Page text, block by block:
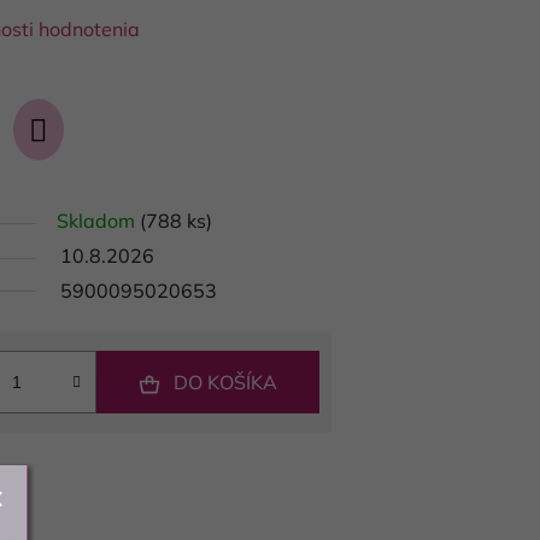
hodnotenia
Skladom (788 ks)
10.8.2026
5900095020653
DO KOŠÍKA